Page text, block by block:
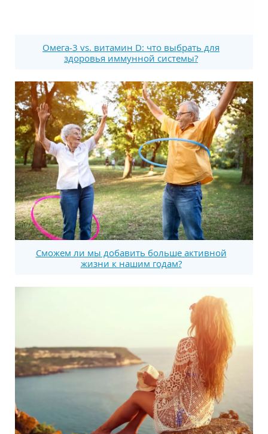
Омега-3 vs. витамин D: что выбрать для
здоровья иммунной системы?
Сможем ли мы добавить больше активной
жизни к нашим годам?